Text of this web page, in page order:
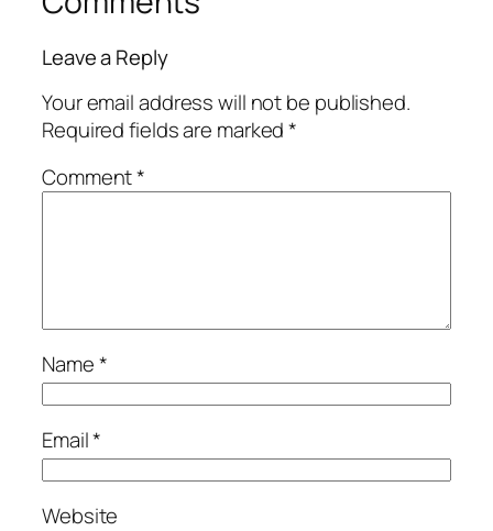
Leave a Reply
Your email address will not be published.
Required fields are marked*
Comment*
Name*
Email*
Website